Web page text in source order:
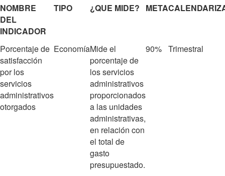
NOMBRE
DEL
INDICADOR
TIPO ¿QUE MIDE? META
Porcentaje de
satisfacción
por los
servicios
administrativos
otorgados
EconomíaMide el
porcentaje de
los servicios
administrativos
proporcionados
a las unidades
administrativas,
en relación con
el total de
gasto
presupuestado.
90% Trimestral